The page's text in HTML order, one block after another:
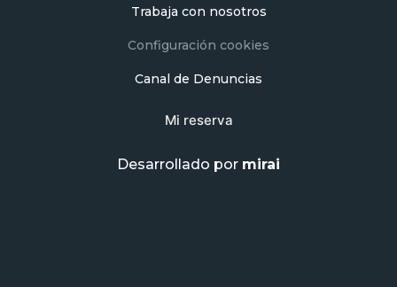
Trabaja con nosotros
Configuración cookies
Canal de Denuncias
Mi reserva
Desarrollado por mirai